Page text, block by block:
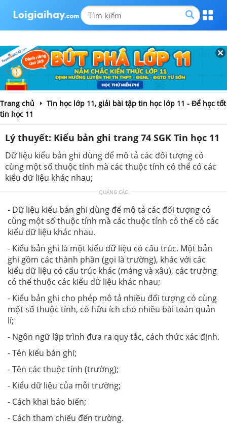
Trang chủ
Tin học lớp 11, giải bài tập tin học lớp 11 - Để học tốt
tin học 11
Lý thuyết: Kiểu bản ghi trang 74 SGK Tin học 11
Dữ liệu kiểu bản ghi dùng để mô tả các đối tượng có
cùng một số thuộc tính mà các thuộc tính có thể có các
kiểu dữ liệu khác nhau;
QUẢNG CÁO
- Dữ liệu kiểu bản ghi dùng để mô tả các đối tượng có
cùng một số thuộc tính mà các thuộc tính có thể có các
kiểu dữ liệu khác nhau.
- Kiểu bản ghi là một kiểu dữ liệu có cấu trúc. Một bản
ghi gồm các thành phần (gọi là trường), khác với các
kiểu dữ liệu có cấu trúc khác (mảng và xâu), các trường
có thể thuộc các kiểu dữ liệu khác nhau;
- Kiểu bản ghi cho phép mô tả nhiều đối tượng có cùng
một số thuộc tính, có hữu ích cho nhiều bài toán quản
lí;
- Ngôn ngữ lập trình đưa ra quy tắc, cách thức xác định.
- Tên kiểu bản ghi;
-Tên các thuộc tính (trường);
- Kiểu dữ liệu của mỗi trường;
- Cách khai báo biến;
- Cách tham chiếu đến trường.